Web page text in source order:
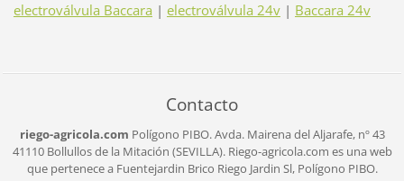
electroválvula Baccara | electroválvula 24v | Baccara 24v
Contacto
riego-agricola.com Polígono PIBO. Avda. Mairena del Aljarafe, nº 43
41110 Bollullos de la Mitación (SEVILLA). Riego-agricola.com es una web
que pertenece a Fuentejardin Brico Riego Jardin Sl,Polígono PIBO.